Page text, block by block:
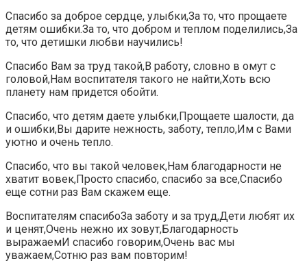
Спасибо за доброе сердце, улыбки,За то, что прощаете
детям ошибки.За то, что добром и теплом поделились,За
то, что детишки любви научились!
Спасибо Вам за труд такой,В работу, словно в омут с
головой,Нам воспитателя такого не найти,Хоть всю
планету нам придется обойти.
Спасибо, что детям даете улыбки,Прощаете шалости, да
и ошибки,Вы дарите нежность, заботу, тепло,Им с Вами
уютно и очень тепло.
Спасибо, что вы такой человек,Нам благодарности не
хватит вовек,Просто спасибо, спасибо за все,Спасибо
еще сотни раз Вам скажем еще.
Воспитателям спасибоЗа заботу и за труд,Дети любят их
и ценят,Очень нежно их зовут,Благодарность
выражаемИ спасибо говорим,Очень вас мы
уважаем,Сотню раз вам повторим!